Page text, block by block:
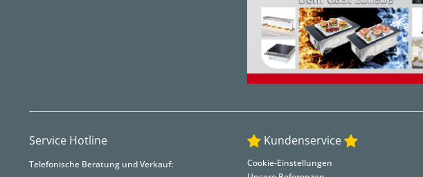
Service Hotline
Telefonische Beratung und Verkauf:
Kundenservice
Cookie-Einstellungen